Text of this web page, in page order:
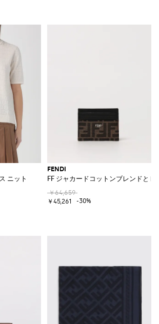
ニット
FENDI
FF ジャカードコットンブレンドと
￥64,659
￥45,261
-30%